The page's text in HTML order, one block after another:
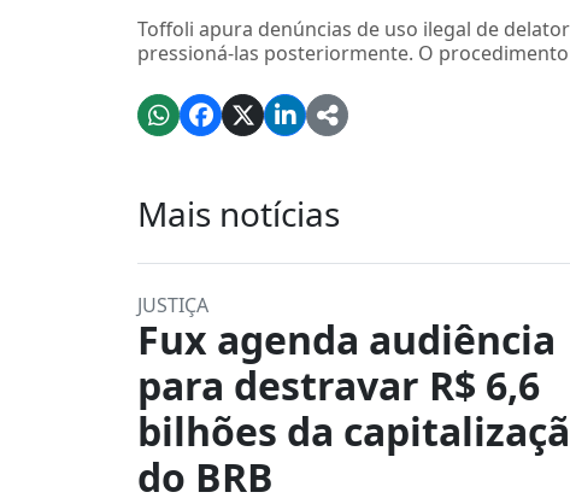
Toffoli apura denúncias de uso ilegal de
pressioná-las posteriormente. O
Mais notícias
JUSTIÇA
Fux agenda audiência
para destravar R$ 6,6
bilhões da
do BRB